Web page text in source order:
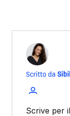
Scritto da
Scrive per